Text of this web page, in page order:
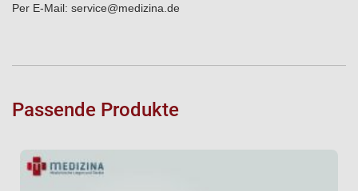
Per E-Mail: service@medizina.de
Passende Produkte